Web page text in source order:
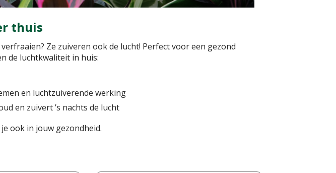
thuis
Ze zuiveren ook de lucht! Perfect voor een gezond
de luchtkwaliteit in huis:
en luchtzuiverende werking
en zuivert ’s nachts de lucht
ook in jouw gezondheid.